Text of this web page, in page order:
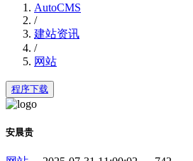
AutoCMS
/
建站资讯
/
网站
程序下载
安晨贵